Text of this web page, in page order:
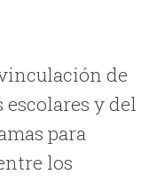
de
y del
para
los